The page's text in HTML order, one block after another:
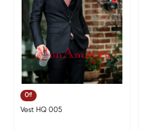
0₫
Vest HQ 005